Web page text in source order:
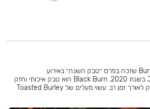
הליין החזק של חברת Burn שזכה בפרס ״טבק השנה״ באירוע
JohnCalliano Awards בשנת 2020. Black Burn הוא טבק איכותי וחזק
ששומר על הטעם והחוזק לאורך זמן רב. עשוי מעלים של Toasted Burley